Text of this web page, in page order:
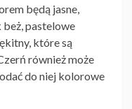
będą jasne,
pastelowe
które są
również może
do niej kolorowe